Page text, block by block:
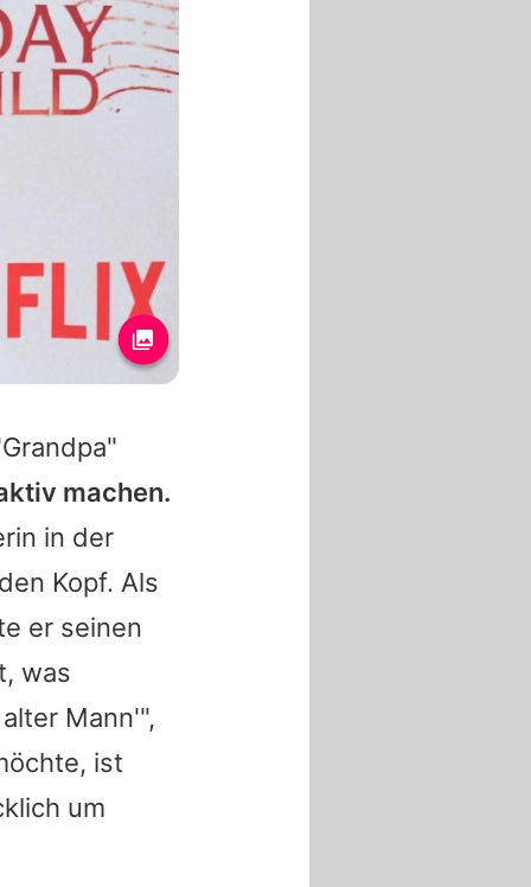
machen.
in der
Kopf. Als
er seinen
was
Mann'",
ist
um